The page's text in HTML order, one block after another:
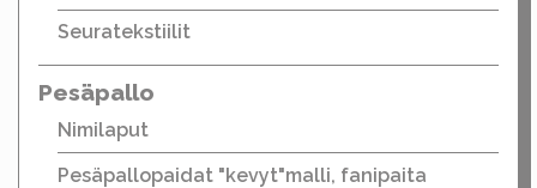
Seuratekstiilit
Pesäpallo
Nimilaput
Pesäpallopaidat "kevyt"malli, fanipaita